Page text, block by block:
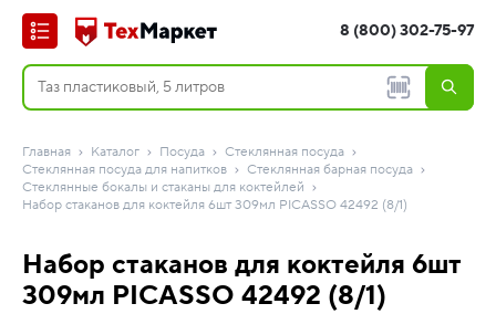
8 (800) 302-75-97
Главная Каталог Посуда
Стеклянная посуда
Стеклянная посуда для напитков
Стеклянная барная посуда
Стеклянные бокалы и стаканы для коктейлей
Набор стаканов для коктейля 6шт 309мл PICASSO 42492 (8/1)
Набор стаканов для коктейля 6шт
309мл PICASSO 42492 (8/1)